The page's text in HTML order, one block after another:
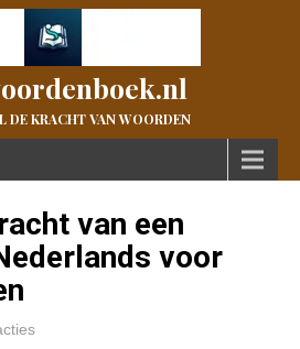
DE KRACHT VAN WOORDEN
van een
voor